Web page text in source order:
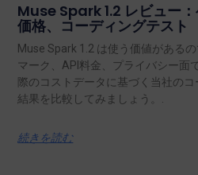
Muse Spark 1.2 レビュー：
価格、コーディングテスト
Muse Spark 1.2 は使う価値がある
マーク、API料金、プライバシー面
際のコストデータに基づく当社の
結果を比較してみましょう。.
続きを読む